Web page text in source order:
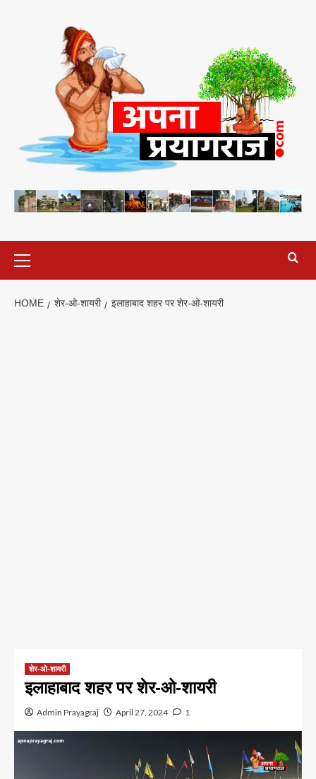
Menu
HOME शेर-ओ-शायरी इलाहाबाद शहर पर शेर-ओ-शायरी
शेर-ओ-शायरी
इलाहाबाद शहर पर शेर-ओ-शायरी
Admin Prayagraj April 27, 2024 1